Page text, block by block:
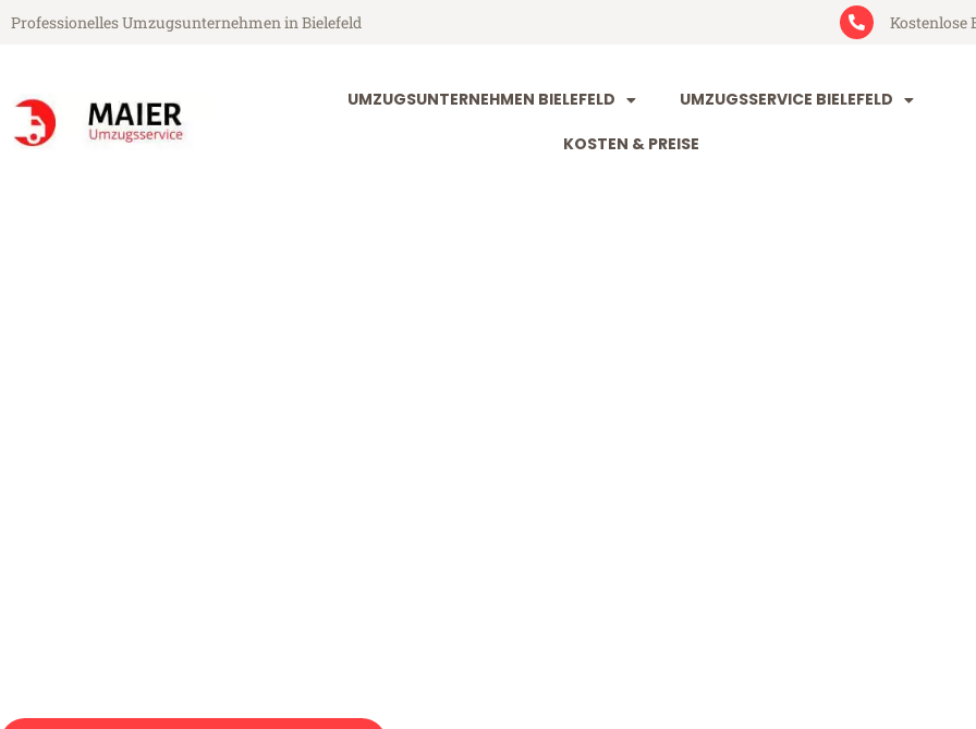
Professionelles Umzugsunternehmen in Bielefeld Kostenlose
UMZUGSUNTERNEHMEN BIELEFELD UMZUGSSERVICE BIELEFELD
KOSTEN & PREISE